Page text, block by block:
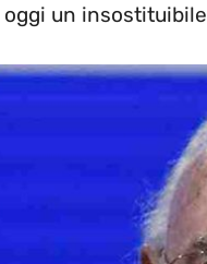
un insostituibile